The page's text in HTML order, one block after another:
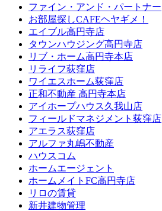
ファイン・アンド・パートナー
お部屋探しCAFEヘヤギメ！
エイブル高円寺店
タウンハウジング高円寺店
リブ・ホーム高円寺本店
リライフ荻窪店
ワイエスホーム荻窪店
正和不動産 高円寺本店
アイホープハウス久我山店
フィールドマネジメント荻窪店
アエラス荻窪店
アルファ丸嶋不動産
ハウスコム
ホームエージェント
ホームメイトFC高円寺店
リロの賃貸
新井建物管理